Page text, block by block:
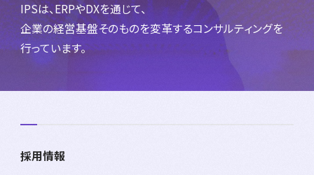
IPSは、ERPやDXを通じて、
企業の経営基盤そのものを変革するコンサルティングを
行っています。
採用情報